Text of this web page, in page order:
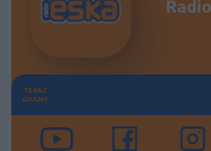
TERAZ
GRAMY